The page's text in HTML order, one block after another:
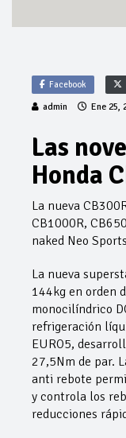
Facebook
admin Ene 25,
Las
Honda
La nueva
CB1000R,
naked Neo
La nueva
144kg en orden
monocilíndrico
refrigeración
EURO5,
27,5Nm de par.
anti rebote
y controla los
reducciones